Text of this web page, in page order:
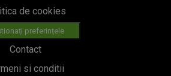
de cookies
preferințele
Contact
si conditii